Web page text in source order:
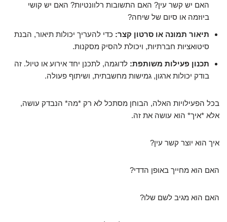
האם יש קשר עין? האם התשובות רלוונטיות? האם יש קושי
ביוזמה או סיום של שיחה?
תיאור תמונה או סרטון קצר: כדי להעריך יכולות תיאור, הבנת
סיטואציות חברתיות, ויכולת להסיק מסקנות.
תכנון פעילות משותפת: לדוגמה, לתכנן יחד אירוע או טיול. זה
בודק יכולות ארגון, גמישות מחשבתית, ושיתוף פעולה.
בכל הפעילויות האלה, הבוחן מסתכל לא רק *מה* הנבדק עושה,
אלא *איך* הוא עושה את זה.
איך הוא יוצר קשר עין?
האם הוא מחייך באופן הדדי?
האם הוא מגיב לשם שלו?